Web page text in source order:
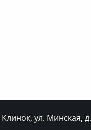
ул. Минская, д.